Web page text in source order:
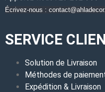
Écrivez-nous :
SERVICE
Solution de Livraison
Méthodes de
Expédition & Livraison